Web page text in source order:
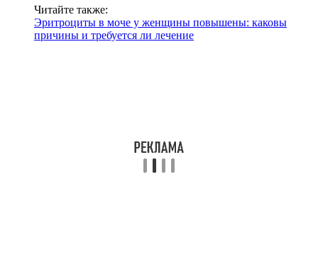
Читайте также:
Эритроциты в моче у женщины повышены: каковы
причины и требуется ли лечение